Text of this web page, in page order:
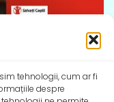
tehnologii, cum ar fi
despre